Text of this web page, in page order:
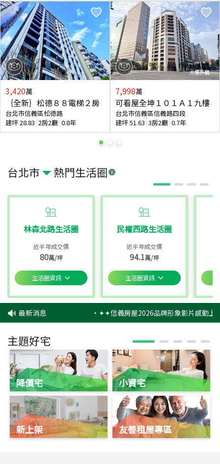
台北市 熱門生活圈
林森北路生活圈
近半年成交價
80萬/坪
生活圈資訊
民權西路生活圈
近半年成交價
94.1萬/坪
生活圈資訊
3,420萬
｛全新｝松德８８電梯２房
台北市信義區松德路
建坪28.83 2房2廳 0.8年
7,998萬
可看屋全坤１０１Ａ１九樓
台北市信義區信義路四段
建坪51.63 3房2廳 0.7年
最新消息 ‧✦✦信義房屋2026品牌形象影片感動上
主題好宅
降價宅
新上架
小資宅
友善租屋專區